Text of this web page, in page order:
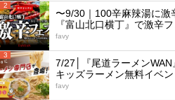
2
〜9/30｜100辛麻辣湯に激
『富山北口横丁』で激辛
favy
3
7/27│『尾道ラーメンWAN
キッズラーメン無料イベ
favy